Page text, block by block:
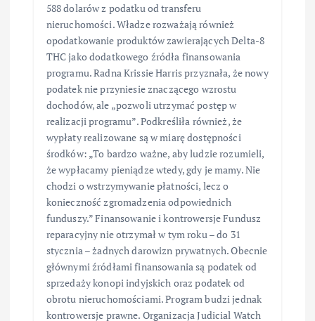
588 dolarów z podatku od transferu
nieruchomości. Władze rozważają również
opodatkowanie produktów zawierających Delta-8
THC jako dodatkowego źródła finansowania
programu. Radna Krissie Harris przyznała, że nowy
podatek nie przyniesie znaczącego wzrostu
dochodów, ale „pozwoli utrzymać postęp w
realizacji programu”. Podkreśliła również, że
wypłaty realizowane są w miarę dostępności
środków: „To bardzo ważne, aby ludzie rozumieli,
że wypłacamy pieniądze wtedy, gdy je mamy. Nie
chodzi o wstrzymywanie płatności, lecz o
konieczność zgromadzenia odpowiednich
funduszy.” Finansowanie i kontrowersje Fundusz
reparacyjny nie otrzymał w tym roku – do 31
stycznia – żadnych darowizn prywatnych. Obecnie
głównymi źródłami finansowania są podatek od
sprzedaży konopi indyjskich oraz podatek od
obrotu nieruchomościami. Program budzi jednak
kontrowersje prawne. Organizacja Judicial Watch